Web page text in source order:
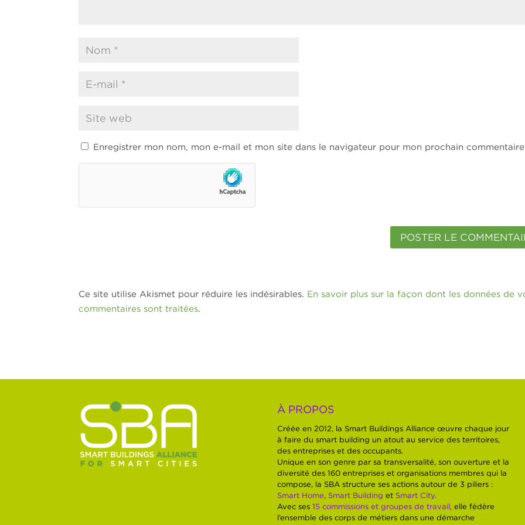
Enregistrer mon nom, mon e-mail et mon site dans le navigateur pour mon prochain
Ce site utilise Akismet pour réduire les indésirables. En savoir plus sur la façon dont les données de
commentaires sont traitées
À PROPOS
Créée en 2012, la Smart Buildings Alliance œuvre chaque jour
à faire du smart building un atout au service des territoires,
des entreprises et des occupants.
Unique en son genre par sa transversalité, son ouverture et la
diversité des 160 entreprises et organisations membres qui la
compose, la SBA structure ses actions autour de 3 piliers :
Smart Home, Smart Building et Smart City.
Avec ses15 commissions et groupes de travail, elle fédère
l’ensemble des corps de métiers dans une démarche